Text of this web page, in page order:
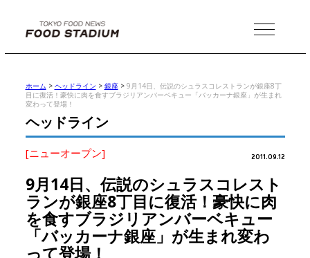
MENU
ホーム > ヘッドライン > 銀座> 9月14日、伝説のシュラスコレストランが銀座8丁
目に復活！豪快に肉を食すブラジリアンバーベキュー「バッカーナ銀座」が生まれ
変わって登場！
ヘッドライン
[ニューオープン] 2011.09.12
9月14日、伝説のシュラスコレスト
ランが銀座8丁目に復活！豪快に肉
を食すブラジリアンバーベキュー
「バッカーナ銀座」が生まれ変わ
って登場！